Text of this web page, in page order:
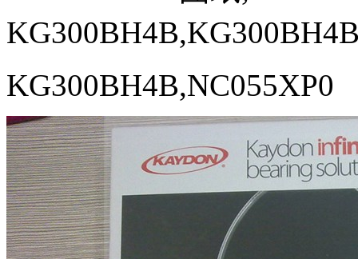
KG300BH4B,NC055XP0